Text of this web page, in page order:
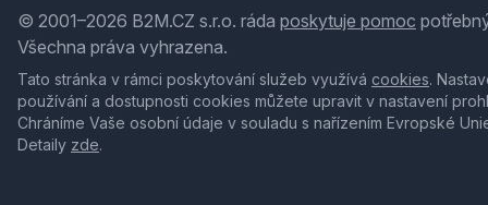
© 2001–2026 B2M.CZ s.r.o. ráda poskytuje pomoc
Všechna práva vyhrazena.
Tato stránka v rámci poskytování služeb využívá cookies.
používání a dostupnosti cookies můžete upravit v nastavení
Chráníme Vaše osobní údaje v souladu s nařízením Evropské
Detaily zde.